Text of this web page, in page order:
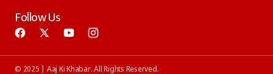
Follow Us
© 2025 | Aaj Ki Khabar. All Rights Reserved.